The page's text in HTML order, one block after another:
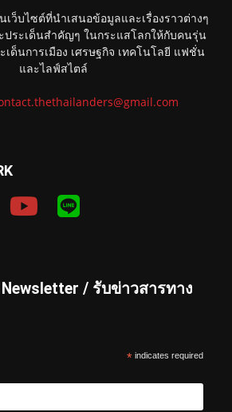
เว็บไซต์ที่นำเสนอข้อมูลและเรื่องราวต่างๆ
ประเด็นสำคัญๆ ในกระแสโลกให้กับคนรุ่น
ด็นการเมือง เศรษฐกิจ เทคโนโลยี แฟชั่น
และไลฟ์สไตล์
/ รับข่าวสารทาง
* indicates required